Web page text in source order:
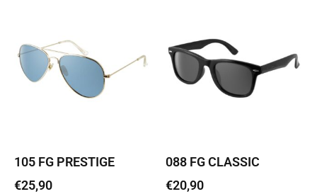
105 FG PRESTIGE
€25,90
088 FG CLASSIC
€20,90